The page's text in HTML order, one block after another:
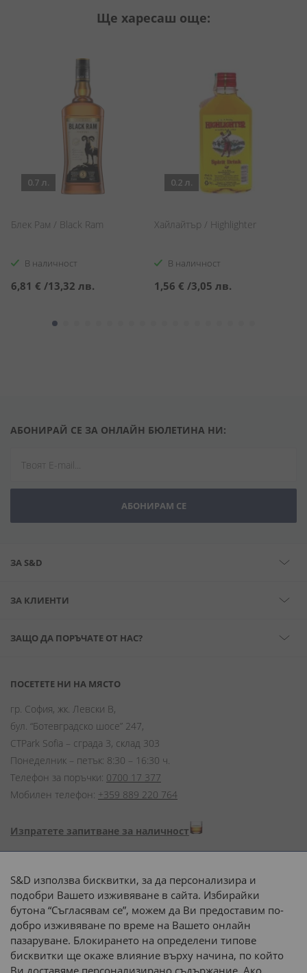
Ще харесаш още:
0.7 л.
Блек Рам / Black Ram
В наличност
6,81 € /13,32 лв.
0.2 л.
Хайлайтър / Highlighter
В наличност
1,56 € /3,05 лв.
АБОНИРАЙ СЕ ЗА ОНЛАЙН БЮЛЕТИНА НИ:
АБОНИРАМ СЕ
ЗА S&D
ЗА КЛИЕНТИ
ЗАЩО ДА ПОРЪЧАТЕ ОТ НАС?
ПОСЕТЕТЕ НИ НА МЯСТО
гр. София, жк. Левски В,
бул. “Ботевградско шосе” 247,
CTPark Sofia – сграда 3, склад 303
Понеделник – петък: 8:30 – 16:30 ч.
Телефон за поръчки: 0700 17 377
Мобилен телефон: +359 889 220 764
Изпратете запитване за наличност
Начини на плащане:
Доставка до адрес с:
S&D използва бисквитки, за да персонализира и
подобри Вашето изживяване в сайта. Избирайки
бутона “Съгласявам се”, можем да Ви предоставим по-
добро изживяване по време на Вашето онлайн
пазаруване. Блокирането на определени типове
бисквитки ще окаже влияние върху начина, по който
Ви доставяме персонализирано съдържание. Ако